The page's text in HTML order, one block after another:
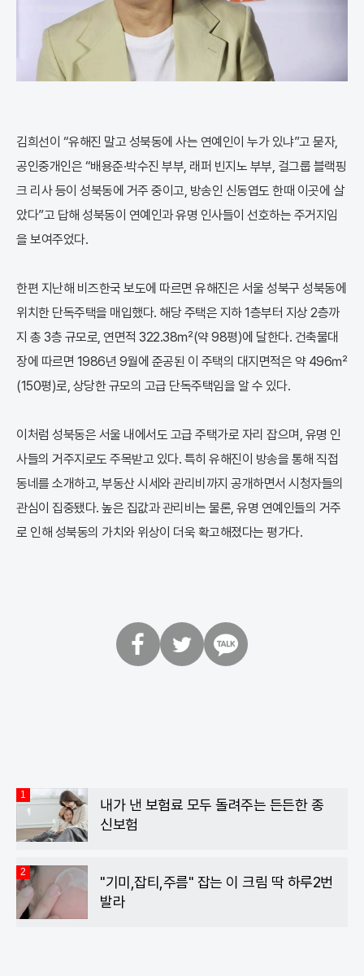
김희선이 “유해진 말고 성북동에 사는 연예인이 누가 있냐”고 묻자,
공인중개인은 “배용준·박수진 부부, 래퍼 빈지노 부부, 걸그룹 블랙핑
크 리사 등이 성북동에 거주 중이고, 방송인 신동엽도 한때 이곳에 살
았다”고 답해 성북동이 연예인과 유명 인사들이 선호하는 주거지임
을 보여주었다.
한편 지난해 비즈한국 보도에 따르면 유해진은 서울 성북구 성북동에
위치한 단독주택을 매입했다. 해당 주택은 지하 1층부터 지상 2층까
지 총 3층 규모로, 연면적 322.38㎡(약 98평)에 달한다. 건축물대
장에 따르면 1986년 9월에 준공된 이 주택의 대지면적은 약 496㎡
(150평)로, 상당한 규모의 고급 단독주택임을 알 수 있다.
이처럼 성북동은 서울 내에서도 고급 주택가로 자리 잡으며, 유명 인
사들의 거주지로도 주목받고 있다. 특히 유해진이 방송을 통해 직접
동네를 소개하고, 부동산 시세와 관리비까지 공개하면서 시청자들의
관심이 집중됐다. 높은 집값과 관리비는 물론, 유명 연예인들의 거주
로 인해 성북동의 가치와 위상이 더욱 확고해졌다는 평가다.
1
내가 낸 보험료 모두 돌려주는 든든한 종
신보험
2
"기미,잡티,주름" 잡는 이 크림 딱 하루2번
발라